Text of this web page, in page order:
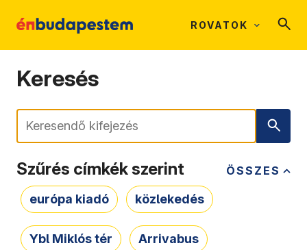
ROVATOK
Keresés
Keresés
ÖSSZES
Szűrés címkék szerint
európa kiadó közlekedés
Ybl Miklós tér Arrivabus